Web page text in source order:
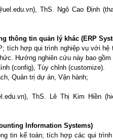
ThS. Ngô Cao Định
thông tin quản lý khác (ERP
tích hợp qui trình nghiệp vụ với
Hướng nghiên cứu này bao
(config), Tùy chỉnh (customize).
Quản trị dự án, Vận hành;
ThS. Lê Thị Kim Hiền
Information Systems)
tin kế toán; tích hợp các qui